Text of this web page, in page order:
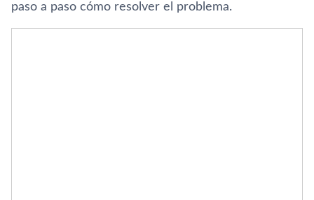
paso a paso cómo resolver el problema.